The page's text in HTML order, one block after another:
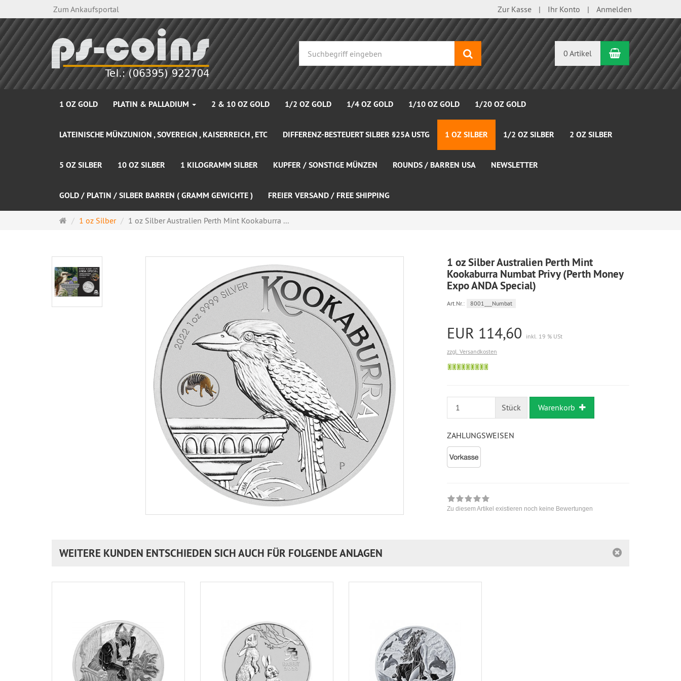
Zum Ankaufsportal Zur Kasse Ihr Konto Anmelden
Suchen 0 Artikel Warenkorb
1 OZ GOLD PLATIN & PALLADIUM 2 & 10 OZ GOLD 1/2 OZ GOLD 1/4 OZ GOLD 1/10 OZ GOLD 1/20 OZ GOLD
LATEINISCHE MÜNZUNION , SOVEREIGN , KAISERREICH , ETC DIFFERENZ-BESTEUERT SILBER §25A USTG 1 OZ SILBER 1/2 OZ SILBER 2 OZ SILBER
5 OZ SILBER 10 OZ SILBER 1 KILOGRAMM SILBER KUPFER / SONSTIGE MÜNZEN ROUNDS / BARREN USA NEWSLETTER
GOLD / PLATIN / SILBER BARREN ( GRAMM GEWICHTE ) FREIER VERSAND / FREE SHIPPING
Startseite
1 oz Silber 1 oz Silber Australien Perth Mint Kookaburra ...
1 oz Silber Australien Perth Mint
Kookaburra Numbat Privy (Perth Money
Expo ANDA Special)
Art.Nr.: 8001___Numbat
EUR 114,60
inkl. 19 % USt
zzgl. Versandkosten
Stück Warenkorb
ZAHLUNGSWEISEN
Zu diesem Artikel existieren noch keine Bewertungen
WEITERE KUNDEN ENTSCHIEDEN SICH AUCH FÜR FOLGENDE ANLAGEN